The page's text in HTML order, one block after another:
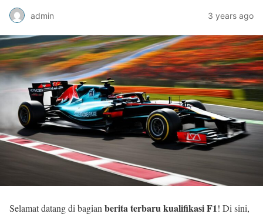
admin 3 years ago
Selamat datang di bagian berita terbaru kualifikasi F1! Di sini,